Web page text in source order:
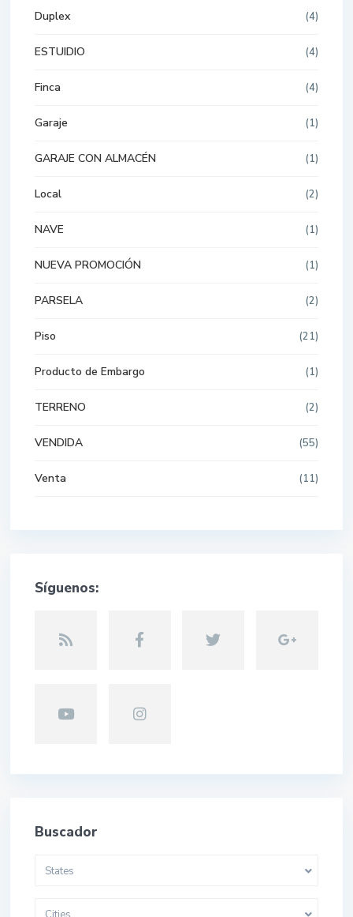
Duplex (4)
ESTUIDIO (4)
Finca (4)
Garaje (1)
GARAJE CON ALMACÉN (1)
Local (2)
NAVE (1)
NUEVA PROMOCIÓN (1)
PARSELA (2)
Piso (21)
Producto de Embargo (1)
TERRENO (2)
VENDIDA (55)
Venta (11)
Síguenos:
Buscador
States